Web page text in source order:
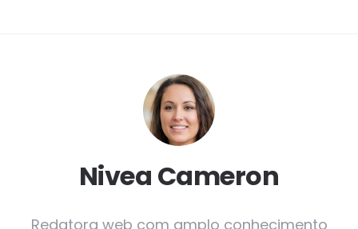
Nivea Cameron
Redatora web com amplo conhecimento